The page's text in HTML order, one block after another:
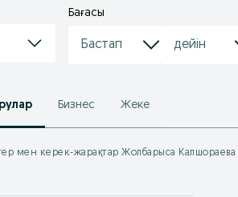
Бағасы
Бизнес Жеке
мен керек-жарақтар Жолбарыса Калшораева